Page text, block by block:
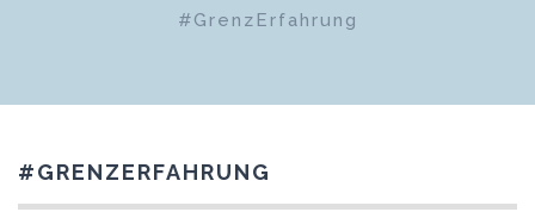
#GrenzErfahrung
#GRENZERFAHRUNG